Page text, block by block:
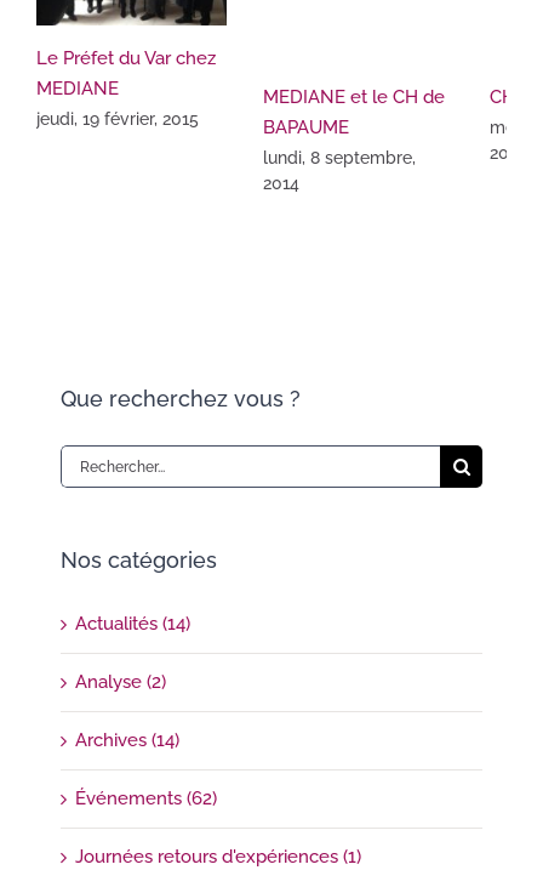
Le Préfet du Var chez
MEDIANE
jeudi, 19 février, 2015
MEDIANE et le CH de
BAPAUME
lundi, 8 septembre,
2014
CHU
2013
Que recherchez vous ?
Rechercher:
Nos catégories
Actualités (14)
Analyse (2)
Archives (14)
Événements (62)
Journées retours d'expériences (1)